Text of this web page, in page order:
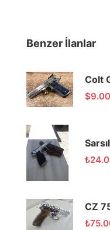
Benzer İlanlar
Colt
$
₺
CZ
₺